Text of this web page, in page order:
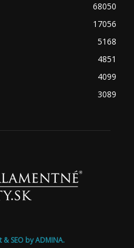
68050
17056
5168
4851
4099
3089
SEO by ADMINA.